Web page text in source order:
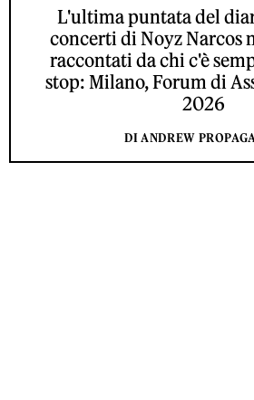
L'ultima puntata del
concerti di Noyz Narcos
raccontati da chi c'è
stop: Milano, Forum di
2026
DI ANDREW